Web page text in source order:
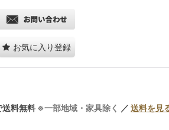
お気に入り登録
料無料 ※一部地域・家具除く ／ 送料を見